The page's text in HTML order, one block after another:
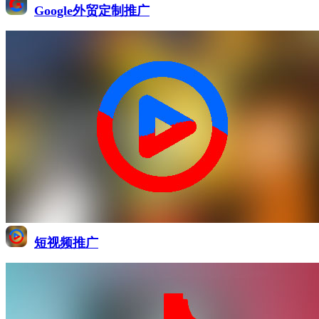
Google外贸定制推广
短视频推广